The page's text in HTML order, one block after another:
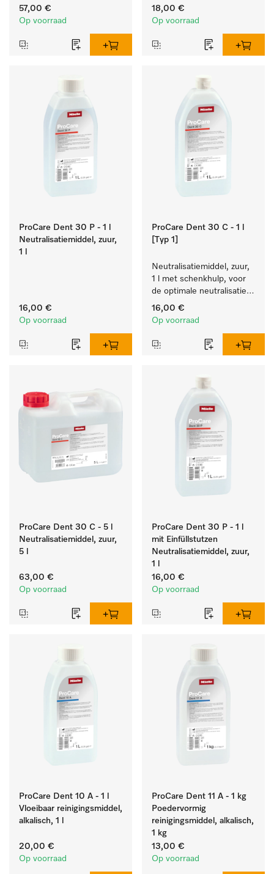
57,00 €
Op voorraad
18,00 €
Op voorraad
ProCare Dent 30 P - 1 l
Neutralisatiemiddel, zuur,
1 l
16,00 €
Op voorraad
ProCare Dent 30 C - 1 l
[Typ 1]
Neutralisatiemiddel, zuur,
1 l met schenkhulp, voor
de optimale neutralisatie
op basis van citroenzuur.
16,00 €
Op voorraad
ProCare Dent 30 C - 5 l
Neutralisatiemiddel, zuur,
5 l
63,00 €
Op voorraad
ProCare Dent 30 P - 1 l
mit Einfüllstutzen
Neutralisatiemiddel, zuur,
1 l
16,00 €
Op voorraad
ProCare Dent 10 A - 1 l
Vloeibaar reinigingsmiddel,
alkalisch, 1 l
20,00 €
Op voorraad
ProCare Dent 11 A - 1 kg
Poedervormig
reinigingsmiddel, alkalisch,
1 kg
13,00 €
Op voorraad